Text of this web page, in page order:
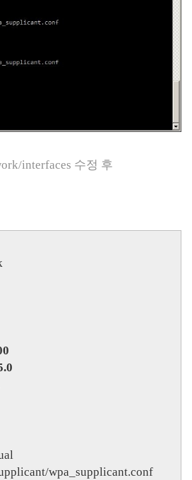
interfaces 수정 후
wpa_supplicant.conf